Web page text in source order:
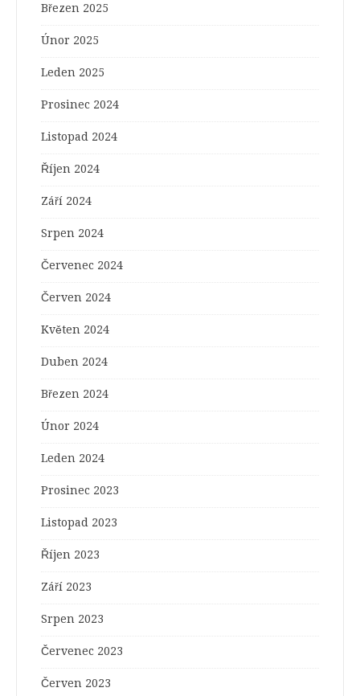
Březen 2025
Únor 2025
Leden 2025
Prosinec 2024
Listopad 2024
Říjen 2024
Září 2024
Srpen 2024
Červenec 2024
Červen 2024
Květen 2024
Duben 2024
Březen 2024
Únor 2024
Leden 2024
Prosinec 2023
Listopad 2023
Říjen 2023
Září 2023
Srpen 2023
Červenec 2023
Červen 2023